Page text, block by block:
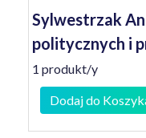
Sylwestrzak
politycznych i
1 produkt/y
Dodaj do